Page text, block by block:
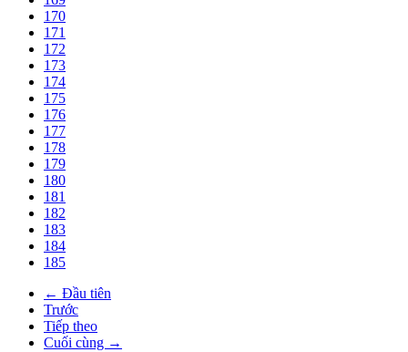
170
171
172
173
174
175
176
177
178
179
180
181
182
183
184
185
← Đầu tiên
Trước
Tiếp theo
Cuối cùng →